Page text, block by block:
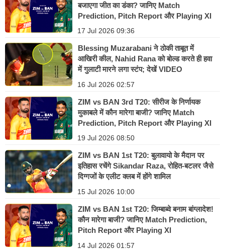
बजाएगा जीत का डंका? जानिए Match
Prediction, Pitch Report और Playing XI
17 Jul 2026 09:36
Blessing Muzarabani ने ठोकी ताबूत में
आखिरी कील, Nahid Rana को बोल्ड करते ही हवा
में गुलाटी मारने लगा स्टंप; देखें VIDEO
16 Jul 2026 02:57
ZIM vs BAN 3rd T20: सीरीज के निर्णायक
मुकाबले में कौन मारेगा बाजी? जानिए Match
Prediction, Pitch Report और Playing XI
19 Jul 2026 08:50
ZIM vs BAN 1st T20: बुलावायो के मैदान पर
इतिहास रचेंगे Sikandar Raza, रोहित-बटलर जैसे
दिग्गजों के एलीट क्लब में होंगे शामिल
15 Jul 2026 10:00
ZIM vs BAN 1st T20: जिम्बाब्वे बनाम बांग्लादेश!
कौन मारेगा बाजी? जानिए Match Prediction,
Pitch Report और Playing XI
14 Jul 2026 01:57